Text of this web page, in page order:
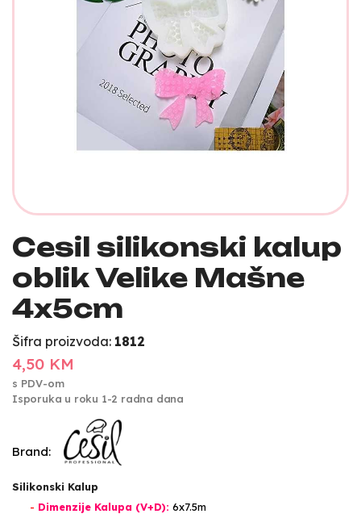
Cesil silikonski kalup
oblik Velike Mašne
4x5cm
Šifra proizvoda: 1812
4,50 KM
s PDV-om
Isporuka u roku 1-2 radna dana
Brand:
Silikonski Kalup
- Dimenzije Kalupa (V+D): 6x7.5m